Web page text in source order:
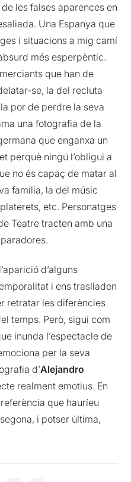
les falses aparences en
Una Espanya que
i situacions a mig camí
més esperpèntic.
que han de
se, la del recluta
por de perdre la seva
una fotografia de la
que enganxa un
perquè ningú l’obligui a
no és capaç de matar al
família, la del músic
etc. Personatges
Teatre tracten amb una
d’alguns
i ens traslladen
retratar les diferències
temps. Però, sigui com
inunda l’espectacle de
per la seva
d’Alejandro
realment emotius. En
que hauríeu
i potser última,